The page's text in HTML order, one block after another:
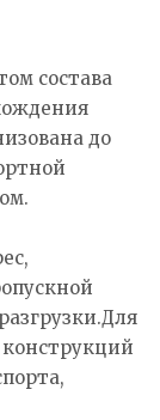
состава
до